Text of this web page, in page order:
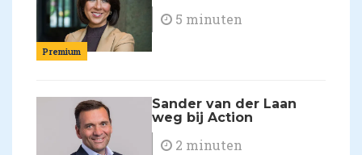
Premium
5 minuten
Sander van der Laan
weg bij Action
2 minuten